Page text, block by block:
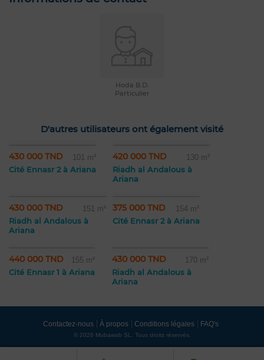
Hoda B.D.
Particulier
D'autres utilisateurs ont également visité
430 000 TND 101 m²
Cité Ennasr 2 à Ariana
420 000 TND 130 m²
Riadh al Andalous à
Ariana
430 000 TND 151 m²
Riadh al Andalous à
Ariana
375 000 TND 154 m²
Cité Ennasr 2 à Ariana
440 000 TND 155 m²
Cité Ennasr 1 à Ariana
430 000 TND 170 m²
Riadh al Andalous à
Ariana
Contactez-nous À propos Conditions légales FAQ's
© 2026 Mubawab SL. Tous droits réservés.